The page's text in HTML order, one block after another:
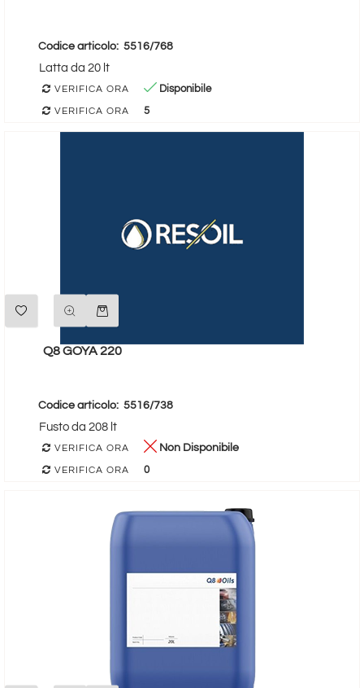
Codice articolo: 5516/768
Latta da 20 lt
VERIFICA ORA Disponibile
VERIFICA ORA 5
Q8 GOYA 220
Codice articolo: 5516/738
Fusto da 208 lt
VERIFICA ORA Non Disponibile
VERIFICA ORA 0